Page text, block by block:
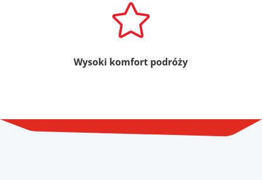

Wysoki komfort podróży